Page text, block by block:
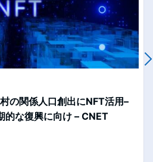
「DOSI」にて、
の販売を行うことを報告し